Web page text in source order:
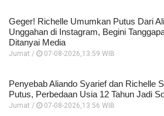
Geger! Richelle Umumkan Putus Dari
Unggahan di Instagram, Begini
Ditanyai Media
Jumat / 07-08-2026,13:59 WIB
Penyebab Aliando Syarief dan Richelle
Putus, Perbedaan Usia 12 Tahun Jadi
Jumat / 07-08-2026,13:56 WIB